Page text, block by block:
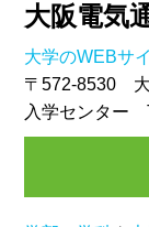
大阪電気
大学のWEBサ
〒572-8530
入学センター